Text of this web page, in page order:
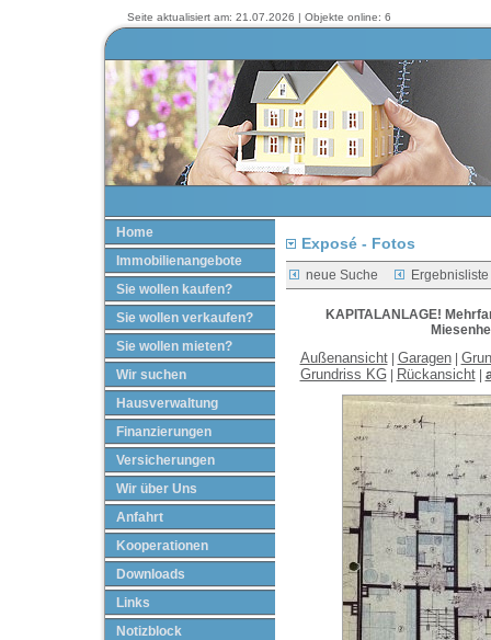
Seite aktualisiert am: 21.07.2026 | Objekte online: 6
Home
Immobilienangebote
Sie wollen kaufen?
Sie wollen verkaufen?
Sie wollen mieten?
Wir suchen
Hausverwaltung
Finanzierungen
Versicherungen
Wir über Uns
Anfahrt
Kooperationen
Downloads
Links
Notizblock
Exposé - Fotos
neue Suche Ergebnisliste
KAPITALANLAGE!
Außenansicht| Garagen|
Grundriss KG| Rückansicht|